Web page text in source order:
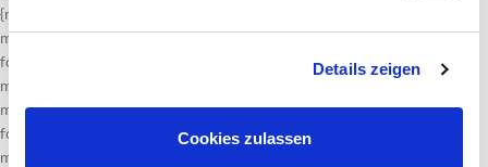
Details zeigen
Cookies zulassen
{mso-style-type:export-only;
mso-default-props:yes;
font-size:10.0pt;
mso-ansi-font-size:10.0pt;
mso-bidi-font-size:10.0pt;
font-family:Cambria;
mso-ascii-font-family:Cambria;